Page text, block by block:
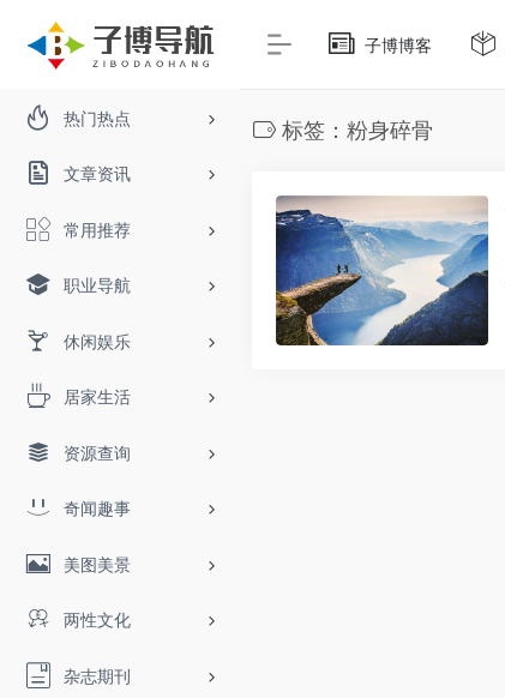
热门热点
文章资讯
常用推荐
职业导航
休闲娱乐
居家生活
资源查询
奇闻趣事
美图美景
两性文化
杂志期刊
子博博客
标签：粉身碎骨